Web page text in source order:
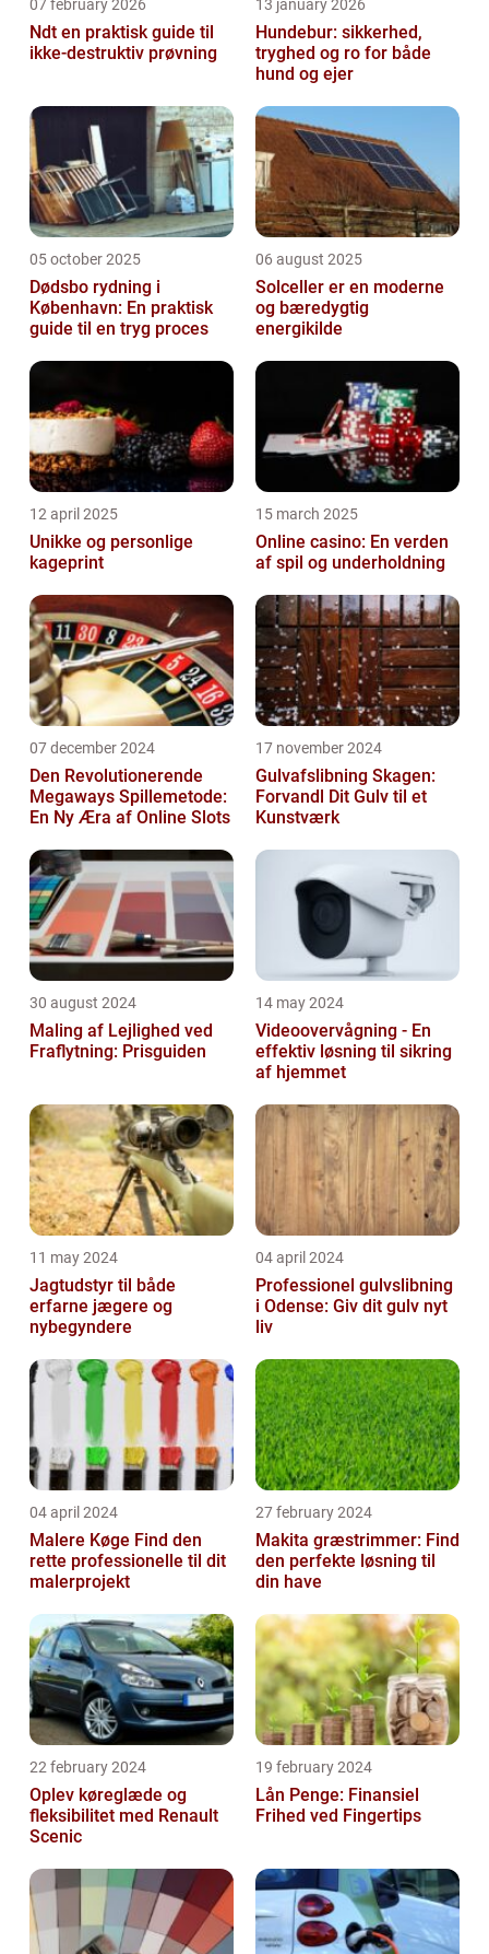
07 february 2026
Ndt en praktisk guide til
ikke-destruktiv prøvning
13 january 2026
Hundebur: sikkerhed,
tryghed og ro for både
hund og ejer
05 october 2025
Dødsbo rydning i
København: En praktisk
guide til en tryg proces
06 august 2025
Solceller er en moderne
og bæredygtig
energikilde
12 april 2025
Unikke og personlige
kageprint
15 march 2025
Online casino: En verden
af spil og underholdning
07 december 2024
Den Revolutionerende
Megaways Spillemetode:
En Ny Æra af Online Slots
17 november 2024
Gulvafslibning Skagen:
Forvandl Dit Gulv til et
Kunstværk
30 august 2024
Maling af Lejlighed ved
Fraflytning: Prisguiden
14 may 2024
Videoovervågning - En
effektiv løsning til sikring
af hjemmet
11 may 2024
Jagtudstyr til både
erfarne jægere og
nybegyndere
04 april 2024
Professionel gulvslibning
i Odense: Giv dit gulv nyt
liv
04 april 2024
Malere Køge Find den
rette professionelle til dit
malerprojekt
27 february 2024
Makita græstrimmer: Find
den perfekte løsning til
din have
22 february 2024
Oplev køreglæde og
fleksibilitet med Renault
Scenic
19 february 2024
Lån Penge: Finansiel
Frihed ved Fingertips